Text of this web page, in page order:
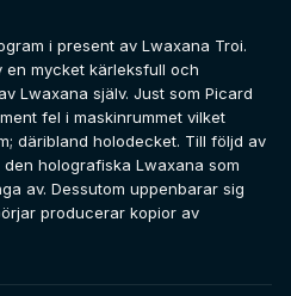
i present av Lwaxana Troi.
en mycket kärleksfull och
Lwaxana själv. Just som Picard
fel i maskinrummet vilket
däribland holodecket. Till följd av
holografiska Lwaxana som
av. Dessutom uppenbarar sig
producerar kopior av